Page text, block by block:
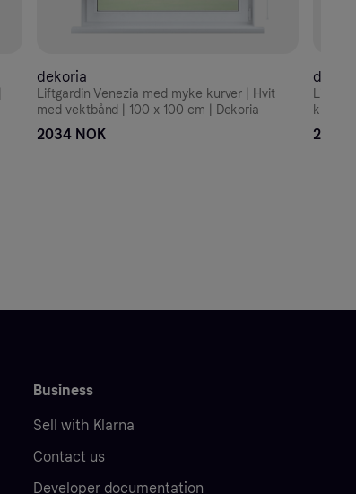
dekoria
Liftgardin Venezia med myke kurver | Hvit
med vektbånd | 100 x 100 cm | Dekoria
2034 NOK 2034
Business
Sell with Klarna
Contact us
Developer documentation